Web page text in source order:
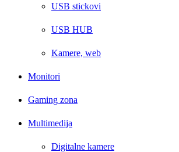
USB stickovi
USB HUB
Kamere, web
Monitori
Gaming zona
Multimedija
Digitalne kamere